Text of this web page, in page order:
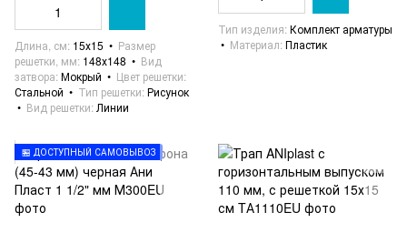
Длина, см 15х15
Размер
решетки, мм 148х148
Вид
затвора Мокрый
Цвет решетки
Стальной
Тип решетки Рисунок
Вид решетки Линии
Тип изделия Комплект арматуры
Материал Пластик
🏪 ДОСТУПНЫЙ САМОВЫВОЗ